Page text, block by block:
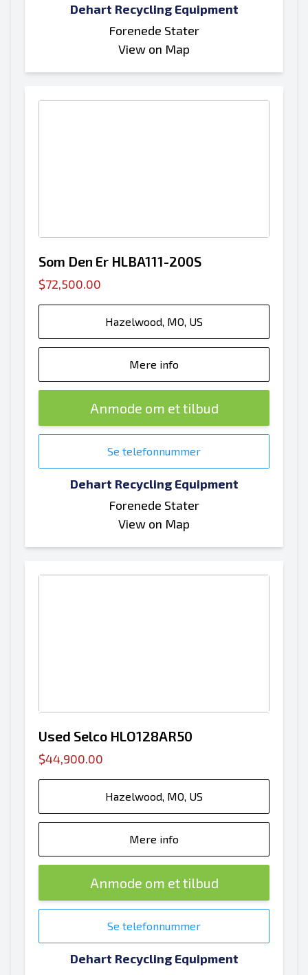
Dehart Recycling Equipment
Forenede Stater
View on Map
Som Den Er HLBA111-200S
$72,500.00
Hazelwood, MO, US
Mere info
Anmode om et tilbud
Se telefonnummer
Dehart Recycling Equipment
Forenede Stater
View on Map
Used Selco HLO128AR50
$44,900.00
Hazelwood, MO, US
Mere info
Anmode om et tilbud
Se telefonnummer
Dehart Recycling Equipment